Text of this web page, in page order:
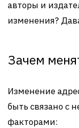
авторы и
изменения?
Зачем
Изменение
быть связано с
факторами: